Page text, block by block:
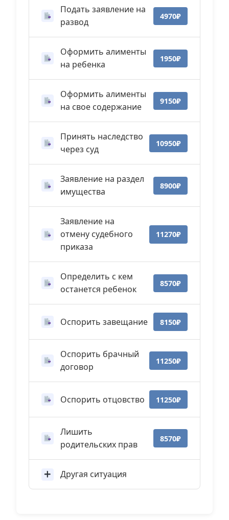
Подать заявление на
развод
4970₽
Оформить алименты
на ребенка
1950₽
Оформить алименты
на свое содержание
9150₽
Принять наследство
через суд
10950₽
Заявление на раздел
имущества
8900₽
Заявление на
отмену судебного
приказа
11270₽
Определить с кем
останется ребенок
8570₽
Оспорить завещание 8150₽
Оспорить брачный
договор
11250₽
Оспорить отцовство 11250₽
Лишить
родительских прав
8570₽
Другая ситуация